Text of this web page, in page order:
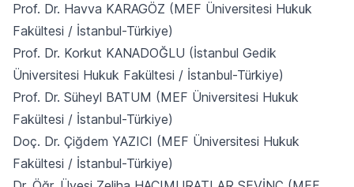
Prof. Dr. Havva KARAGÖZ (MEF Üniversitesi Hukuk
Fakültesi / İstanbul-Türkiye)
Prof. Dr. Korkut KANADOĞLU (İstanbul Gedik
Üniversitesi Hukuk Fakültesi / İstanbul-Türkiye)
Prof. Dr. Süheyl BATUM (MEF Üniversitesi Hukuk
Fakültesi / İstanbul-Türkiye)
Doç. Dr. Çiğdem YAZICI (MEF Üniversitesi Hukuk
Fakültesi / İstanbul-Türkiye)